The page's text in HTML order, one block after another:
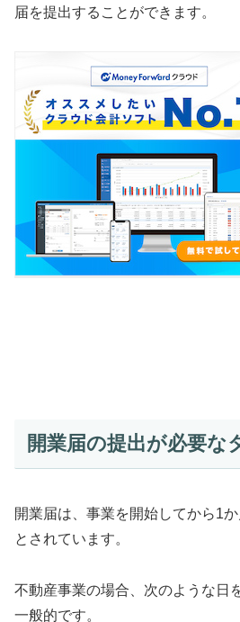
届を提出することができます。
開業届の提出が必要な
開業届は、事業を開始してから1
とされています。
不動産事業の場合、次のような日
一般的です。